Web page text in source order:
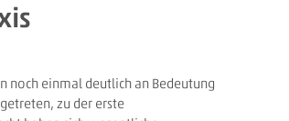
noch einmal deutlich an Bedeutung
zu der erste